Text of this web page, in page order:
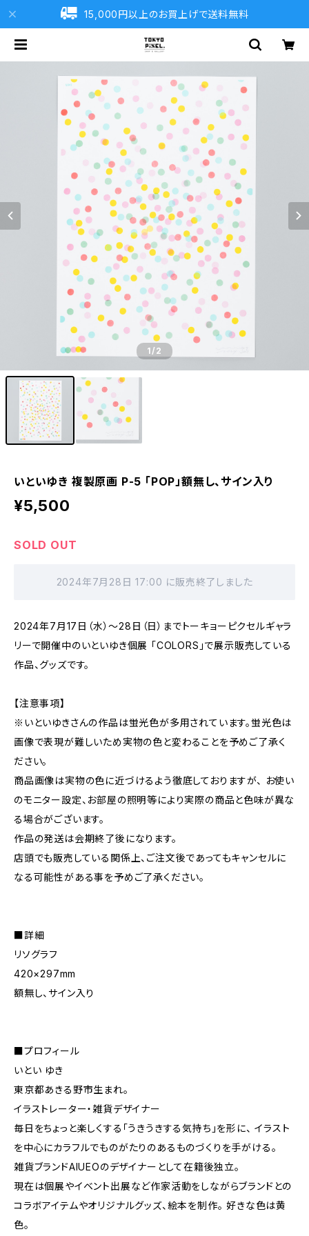
15,000円以上のお買上げで送料無料
1/2
いといゆき 複製原画 P-5 「POP」額無し、サイン入り
¥5,500
SOLD OUT
2024年7月28日 17:00 に販売終了しました
2024年7月17日（水）～28日（日）までトーキョーピクセルギャラ
リーで開催中のいといゆき個展 「COLORS」で展示販売している
作品、グッズです。
【注意事項】
※いといゆきさんの作品は蛍光色が多用されています。蛍光色は
画像で表現が難しいため実物の色と変わることを予めご了承く
ださい。
商品画像は実物の色に近づけるよう徹底しておりますが、 お使い
のモニター設定、お部屋の照明等により実際の商品と色味が異な
る場合がございます。
作品の発送は会期終了後になります。
店頭でも販売している関係上、ご注文後であってもキャンセルに
なる可能性がある事を予めご了承ください。
■詳細
リソグラフ
420×297mm
額無し、サイン入り
■プロフィール
いとい ゆき
東京都あきる野市生まれ。
イラストレーター・雑貨デザイナー
毎日をちょっと楽しくする「うきうきする気持ち」を形に、 イラスト
を中心にカラフルでものがたりのあるものづくりを手がける。
雑貨ブランドAIUEOのデザイナーとして在籍後独立。
現在は個展やイベント出展など作家活動をしながらブランドとの
コラボアイテムやオリジナルグッズ、絵本を制作。 好きな色は黄
色。